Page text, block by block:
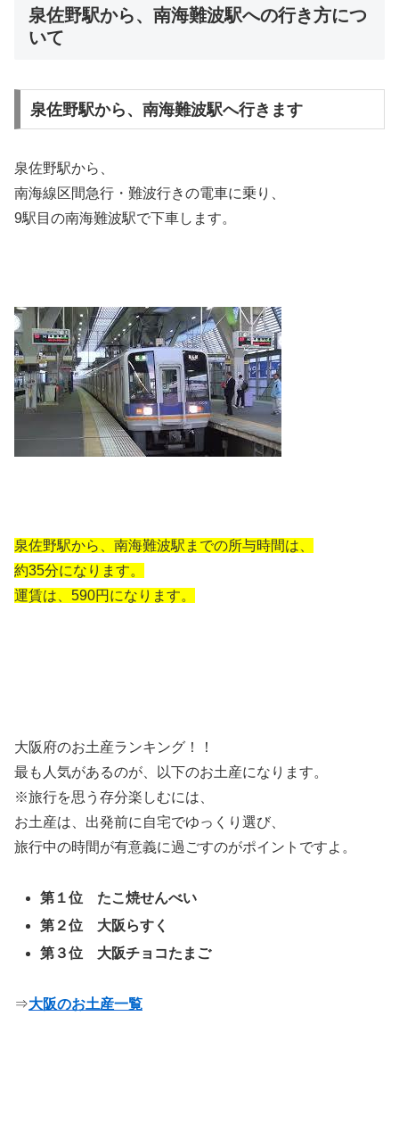
泉佐野駅から、南海難波駅への行き方につ
いて
泉佐野駅から、南海難波駅へ行きます
泉佐野駅から、
南海線区間急行・難波行きの電車に乗り、
9駅目の南海難波駅で下車します。
泉佐野駅から、南海難波駅までの所与時間は、
約35分になります。
運賃は、590円になります。
大阪府のお土産ランキング！！
最も人気があるのが、以下のお土産になります。
※旅行を思う存分楽しむには、
お土産は、出発前に自宅でゆっくり選び、
旅行中の時間が有意義に過ごすのがポイントですよ。
第１位 たこ焼せんべい
第２位 大阪らすく
第３位 大阪チョコたまご
⇒大阪のお土産一覧